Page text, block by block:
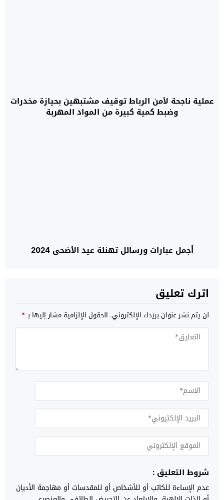
عملية ناجحة لأمن الرباط توقيف مشتبهين بحيازة مخدرات
وضبط كمية كبيرة من المواد المهربة
أجمل عبارات ورسائل تهنئة عيد الأضحى 2024
اترك تعليق
لن يتم نشر عنوان بريدك الإلكتروني. الحقول الإلزامية مشار إليها بـ*
شروط التعليق :
عدم الإساءة للكاتب أو للأشخاص أو للمقدسات أو مهاجمة الأديان